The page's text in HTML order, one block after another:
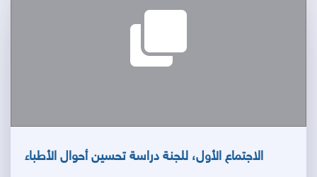
الاجتماع الأول، للجنة دراسة تحسين أحوال الأطباء